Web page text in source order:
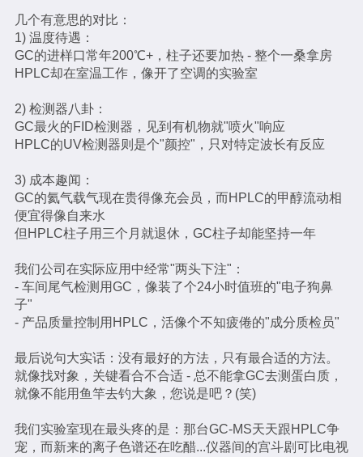
几个有意思的对比：
1) 温度待遇：
GC的进样口常年200℃+，柱子还要加热 - 整个一桑拿房
HPLC却在室温工作，像开了空调的实验室
2) 检测器八卦：
GC最火的FID检测器，见到有机物就"喷火"响应
HPLC的UV检测器则是个"颜控"，只对特定波长有反应
3) 成本趣闻：
GC的氦气载气现在贵得像充会员，而HPLC的甲醇流动相
便宜得像自来水
但HPLC柱子用三个月就退休，GC柱子却能坚持一年
我们公司在实际应用中经常"两头下注"：
- 车间尾气检测用GC，像装了个24小时值班的"电子狗鼻
子"
- 产品质量控制用HPLC，活像个不知疲倦的"成分质检员"
最后说句大实话：没有最好的方法，只有最合适的方法。
就像找对象，关键看合不合适 - 总不能拿GC去测蛋白质，
就像不能用鱼竿去钓大象，您说是吧？(笑)
我们实验室现在最头疼的是：那台GC-MS天天跟HPLC争
宠，而新来的离子色谱还在吃醋...仪器间的宫斗剧可比电视